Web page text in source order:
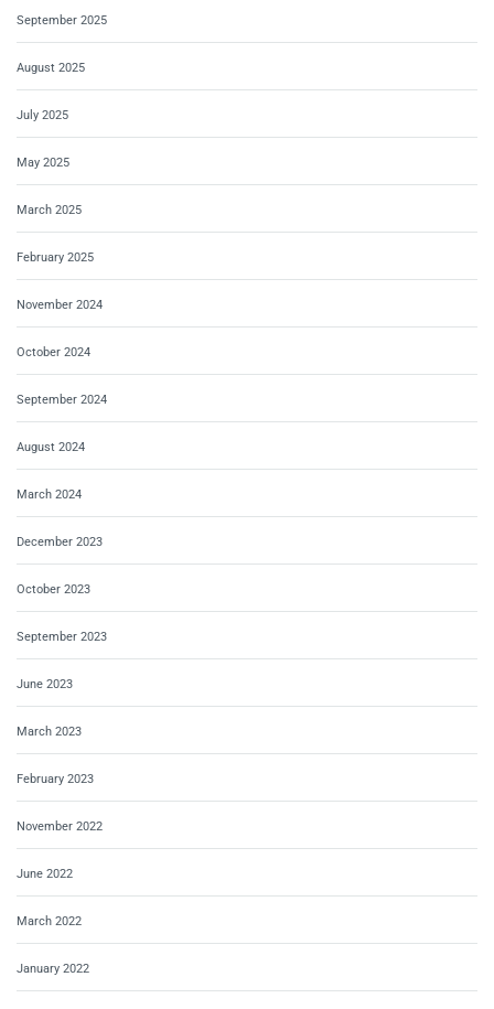
September 2025
August 2025
July 2025
May 2025
March 2025
February 2025
November 2024
October 2024
September 2024
August 2024
March 2024
December 2023
October 2023
September 2023
June 2023
March 2023
February 2023
November 2022
June 2022
March 2022
January 2022